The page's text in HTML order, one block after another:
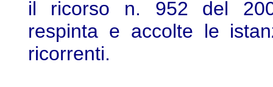
il ricorso n. 952 del
respinta e accolte le
ricorrenti.